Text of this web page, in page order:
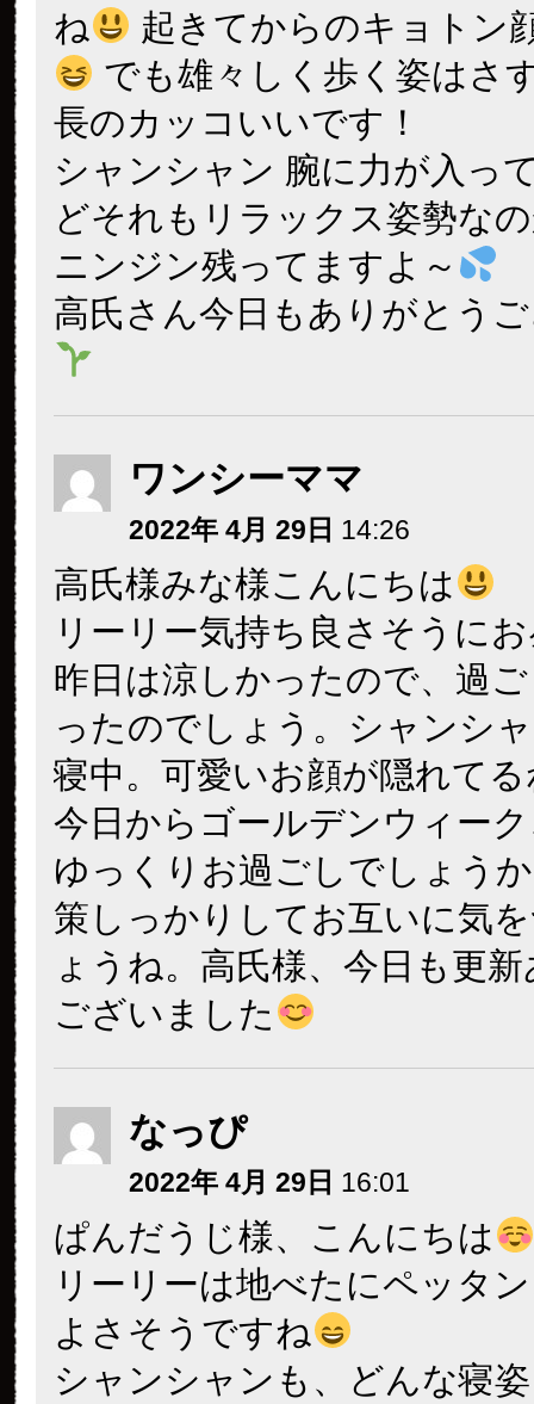
ね
起きてからのキョトン
でも雄々しく歩く姿はさ
長のカッコいいです！
シャンシャン 腕に力が入っ
どそれもリラックス姿勢な
ニンジン残ってますよ～
高氏さん今日もありがとう
ワンシーママ
2022年 4月 29日 14:26
高氏様みな様こんにちは
リーリー気持ち良さそうに
昨日は涼しかったので、過
ったのでしょう。シャンシ
寝中。可愛いお顔が隠れてる
今日からゴールデンウィー
ゆっくりお過ごしでしょう
策しっかりしてお互いに気
ょうね。高氏様、今日も更
ございました
なっぴ
2022年 4月 29日 16:01
ぱんだうじ様、こんにちは
リーリーは地べたにペッタ
よさそうですね
シャンシャンも、どんな寝